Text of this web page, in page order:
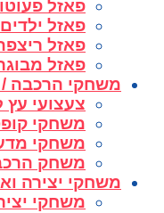
פאזל
פאזל ילדים
פאזל
פאזל
משחקי הרכבה
צעצועי עץ
משחקי
משחקי
משחק
משחקי יצירה
משחקי